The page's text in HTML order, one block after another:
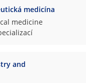
medicína
medicine
and